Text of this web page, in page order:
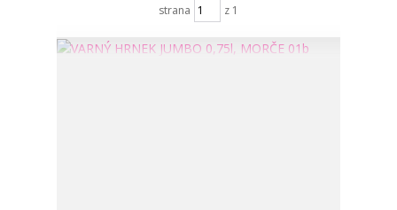
strana
z 1